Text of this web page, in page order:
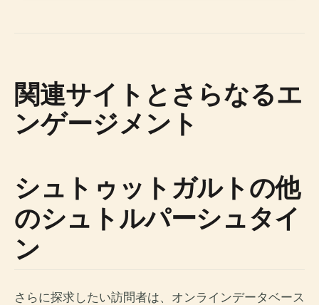
関連サイトとさらなるエ
ンゲージメント
シュトゥットガルトの他
のシュトルパーシュタイ
ン
さらに探求したい訪問者は、オンラインデータベース